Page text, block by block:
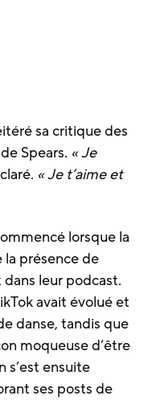
sa critique des
Spears. « Je
« Je t’aime et
lorsque la
présence de
dans leur podcast.
avait évolué et
danse, tandis que
moqueuse d’être
s’est ensuite
ses posts de